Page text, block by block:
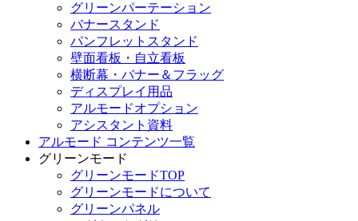
グリーンパーテーション
バナースタンド
パンフレットスタンド
壁面看板・自立看板
横断幕・バナー＆フラッグ
ディスプレイ用品
アルモードオプション
アシスタント資料
アルモード コンテンツ一覧
グリーンモード
グリーンモードTOP
グリーンモードについて
グリーンパネル